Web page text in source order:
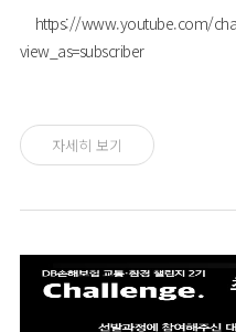
https://www.youtube.com/
view_as=subscriber
자세히 보기